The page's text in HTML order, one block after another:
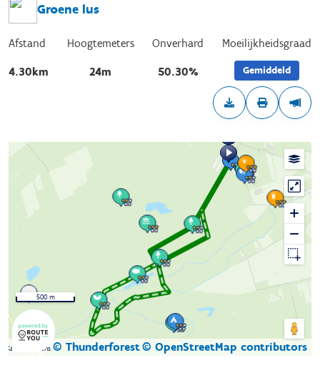
Groene lus
Afstand
4.30km
Hoogtemeters
24m
Onverhard
50.30%
Moeilijkheidsgraad
Gemiddeld
Kaartgegevens © Thunderforest© OpenStreetMap contributors
500 m